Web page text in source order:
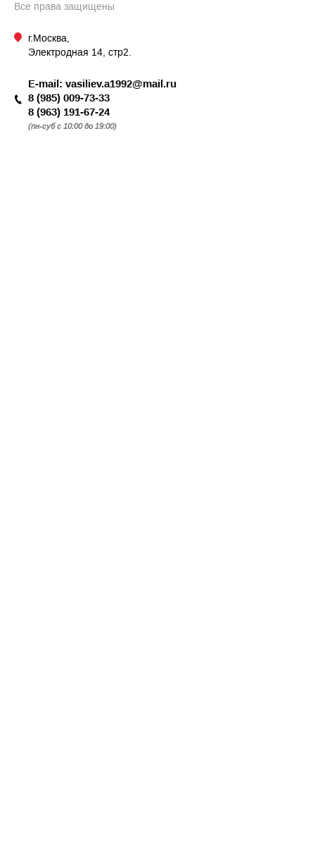
Все права защищены
г.Москва,
Электродная 14, стр2.
E-mail: vasiliev.a1992@mail.ru
8 (985) 009-73-33
8 (963) 191-67-24
(пн-суб с 10:00 до 19:00)